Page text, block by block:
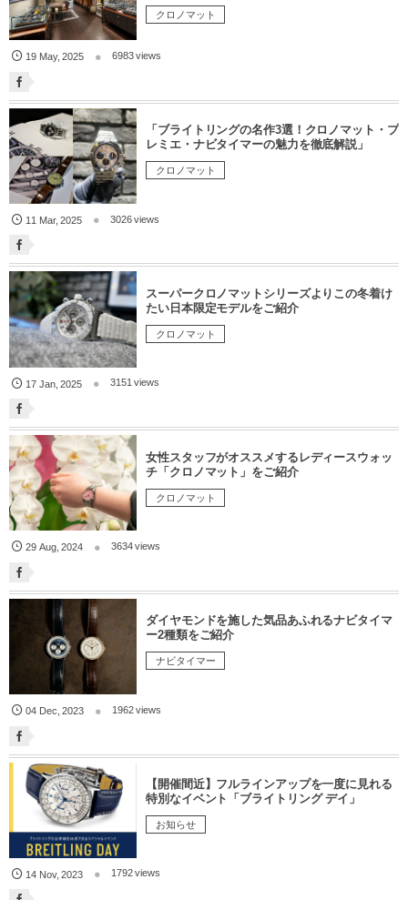
クロノマット
19 May,2025 6983 views
「ブライトリングの名作3選！クロノマット・プ
レミエ・ナビタイマーの魅力を徹底解説」
クロノマット
11 Mar,2025 3026 views
スーパークロノマットシリーズよりこの冬着け
たい日本限定モデルをご紹介
クロノマット
17 Jan,2025 3151 views
女性スタッフがオススメするレディースウォッ
チ「クロノマット」をご紹介
クロノマット
29 Aug,2024 3634 views
ダイヤモンドを施した気品あふれるナビタイマ
ー2種類をご紹介
ナビタイマー
04 Dec ,2023 1962 views
【開催間近】フルラインアップを一度に見れる
特別なイベント「ブライトリング デイ」
お知らせ
14 Nov,2023 1792 views